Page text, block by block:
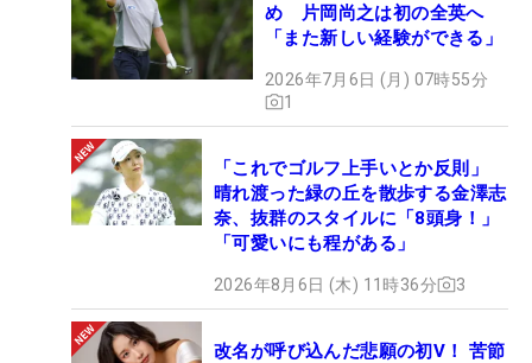
め 片岡尚之は初の全英へ
「また新しい経験ができる」
2026年7月6日 (月) 07時55分
1
「これでゴルフ上手いとか反則」
晴れ渡った緑の丘を散歩する金澤志
奈、抜群のスタイルに「8頭身！」
「可愛いにも程がある」
2026年8月6日 (木) 11時36分 3
改名が呼び込んだ悲願の初V！ 苦節